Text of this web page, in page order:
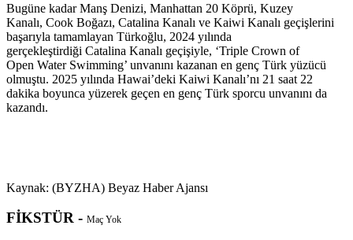
Bugüne kadar Manş Denizi, Manhattan 20 Köprü, Kuzey
Kanalı, Cook Boğazı, Catalina Kanalı ve Kaiwi Kanalı geçişlerini
başarıyla tamamlayan Türkoğlu, 2024 yılında
gerçekleştirdiği Catalina Kanalı geçişiyle, ‘Triple Crown of
Open Water Swimming’ unvanını kazanan en genç Türk yüzücü
olmuştu. 2025 yılında Hawai’deki Kaiwi Kanalı’nı 21 saat 22
dakika boyunca yüzerek geçen en genç Türk sporcu unvanını da
kazandı.
Kaynak: (BYZHA) Beyaz Haber Ajansı
FİKSTÜR - Maç Yok